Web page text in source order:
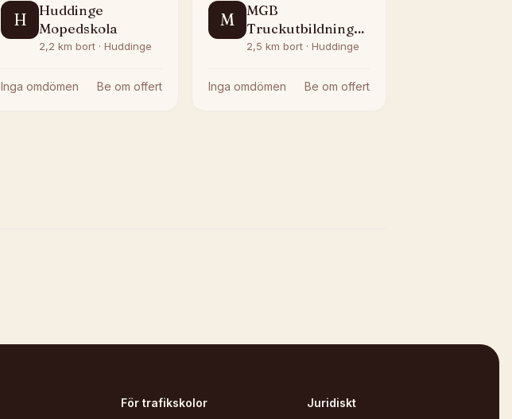
H
Huddinge
Mopedskola
2,2 km bort · Huddinge
Inga omdömen Be om offert
M
MGB
Truckutbildning
Stockholm
2,5 km bort · Huddinge
Inga omdömen Be om offert
För trafikskolor Juridiskt